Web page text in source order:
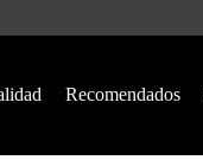
Recomendados